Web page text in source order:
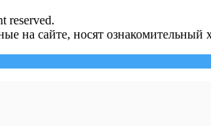
reserved.
на сайте, носят ознакомительный